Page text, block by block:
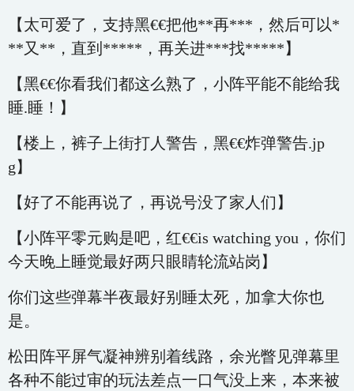
【太可爱了，支持黑€€把他**再***，然后可以*
**又**，直到*****，再关进***找*****】
【黑€€你看我们都这么熟了，小阵平能不能给我
睡.睡！】
【楼上，裤子上街打人警告，黑€€炸弹警告.jp
g】
【好了不能再说了，再说号没了家人们】
【小阵平零元购是吧，红€€is watching you，你们
今天晚上睡觉最好两只眼睛轮流站岗】
你们这些弹幕半夜最好别睡太死，加拿大你也
是。
松田阵平屏气凝神辨别着线路，余光瞥见弹幕里
各种不能过审的玩法差点一口气没上来，本来被